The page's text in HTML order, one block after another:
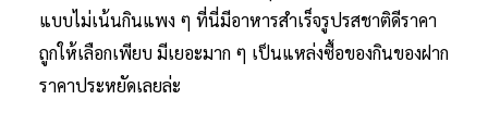
แบบไม่เน้นกินแพง ๆ ที่นี่มีอาหารสำเร็จรูปรสชาติดีราคา
ถูกให้เลือกเพียบ มีเยอะมาก ๆ เป็นแหล่งซื้อของกินของฝาก
ราคาประหยัดเลยล่ะ